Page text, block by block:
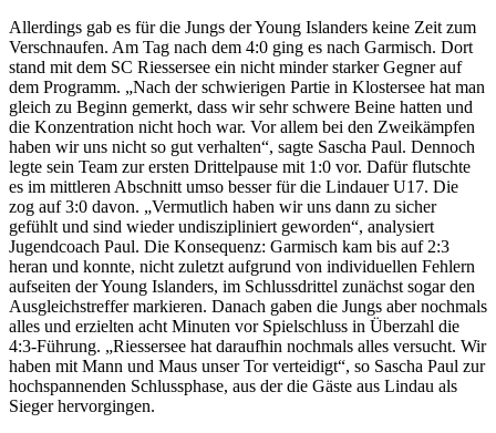
Allerdings gab es für die Jungs der Young Islanders keine Zeit zum
Verschnaufen. Am Tag nach dem 4:0 ging es nach Garmisch. Dort
stand mit dem SC Riessersee ein nicht minder starker Gegner auf
dem Programm. „Nach der schwierigen Partie in Klostersee hat man
gleich zu Beginn gemerkt, dass wir sehr schwere Beine hatten und
die Konzentration nicht hoch war. Vor allem bei den Zweikämpfen
haben wir uns nicht so gut verhalten“, sagte Sascha Paul. Dennoch
legte sein Team zur ersten Drittelpause mit 1:0 vor. Dafür flutschte
es im mittleren Abschnitt umso besser für die Lindauer U17. Die
zog auf 3:0 davon. „Vermutlich haben wir uns dann zu sicher
gefühlt und sind wieder undiszipliniert geworden“, analysiert
Jugendcoach Paul. Die Konsequenz: Garmisch kam bis auf 2:3
heran und konnte, nicht zuletzt aufgrund von individuellen Fehlern
aufseiten der Young Islanders, im Schlussdrittel zunächst sogar den
Ausgleichstreffer markieren. Danach gaben die Jungs aber nochmals
alles und erzielten acht Minuten vor Spielschluss in Überzahl die
4:3-Führung. „Riessersee hat daraufhin nochmals alles versucht. Wir
haben mit Mann und Maus unser Tor verteidigt“, so Sascha Paul zur
hochspannenden Schlussphase, aus der die Gäste aus Lindau als
Sieger hervorgingen.